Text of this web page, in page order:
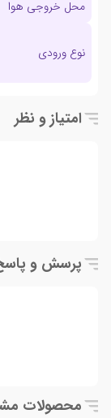
محل خروجی هوا
نوع ورودی
امتیاز و نظر
پرسش و
محصولات